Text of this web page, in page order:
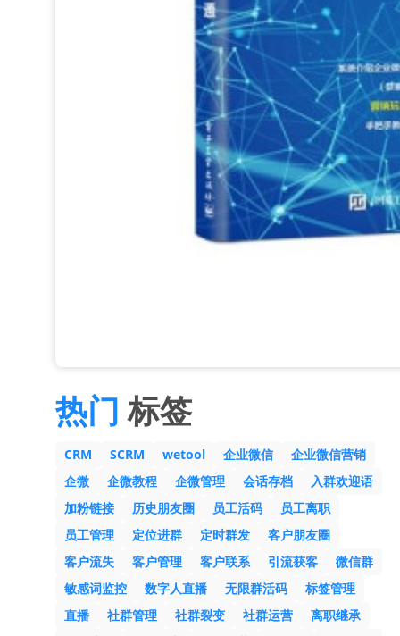
热门 标签
CRM SCRM wetool 企业微信
企业微信营销
企微
企微教程 企微管理 会话存档
入群欢迎语
加粉链接
历史朋友圈 员工活码
员工离职
员工管理
定位进群 定时群发
客户朋友圈
客户流失
客户管理 客户联系 引流获客
微信群
敏感词监控
数字人直播 无限群活码
标签管理
直播
社群管理 社群裂变 社群运营
离职继承